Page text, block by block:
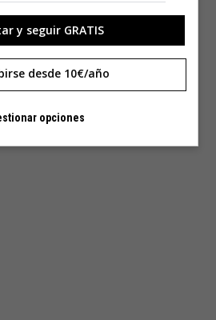
y seguir GRATIS
desde 10€/año
opciones